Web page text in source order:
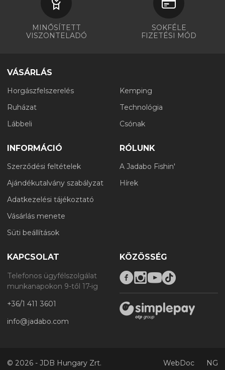
MINŐSÍTETT
VISZONTELADÓ
SOKFÉLE
FIZETÉSI MÓD
VÁSÁRLÁS
Horgászfelszerelés
Ruházat
Lábbeli
Kemping
Technológia
Csónak
INFORMÁCIÓ
Szerződési feltételek
Ajándékutalvány szabályzat
Adatkezelési tájékoztató
Vásárlás menete
Süti beállítások
RÓLUNK
A Jadabo Fishin'
Hírek
KAPCSOLAT
Telefonos ügyfélszolgálat
munkanapokon 9-től 17-ig
+36/1 411 3601
info@jadabo.com
KÖZÖSSÉG
© 2026 - JDB Hungary Zrt. WebDoc NG